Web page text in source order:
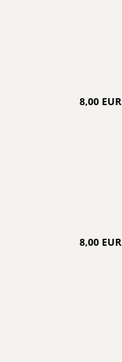
8,00 EUR
8,00 EUR